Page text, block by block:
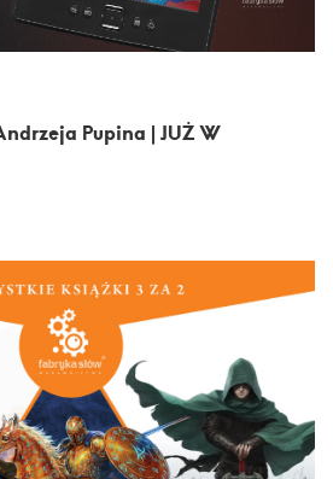
Pupina | JUŻ W